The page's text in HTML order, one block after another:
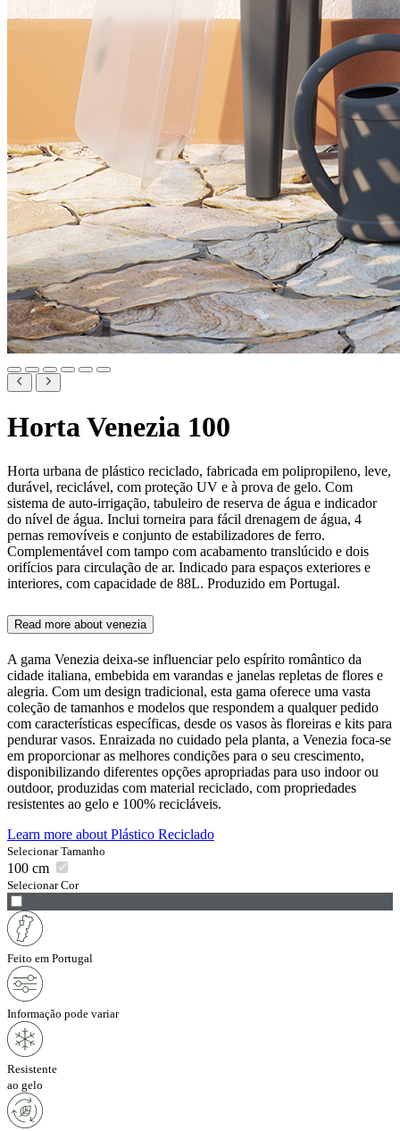
Horta Venezia 100
Horta urbana de plástico reciclado, fabricada em polipropileno, leve,
durável, reciclável, com proteção UV e à prova de gelo. Com
sistema de auto-irrigação, tabuleiro de reserva de água e indicador
do nível de água. Inclui torneira para fácil drenagem de água, 4
pernas removíveis e conjunto de estabilizadores de ferro.
Complementável com tampo com acabamento translúcido e dois
orifícios para circulação de ar. Indicado para espaços exteriores e
interiores, com capacidade de 88L. Produzido em Portugal.
Read more about venezia
A gama Venezia deixa-se influenciar pelo espírito romântico da
cidade italiana, embebida em varandas e janelas repletas de flores e
alegria. Com um design tradicional, esta gama oferece uma vasta
coleção de tamanhos e modelos que respondem a qualquer pedido
com características específicas, desde os vasos às floreiras e kits para
pendurar vasos. Enraizada no cuidado pela planta, a Venezia foca-se
em proporcionar as melhores condições para o seu crescimento,
disponibilizando diferentes opções apropriadas para uso indoor ou
outdoor, produzidas com material reciclado, com propriedades
resistentes ao gelo e 100% recicláveis.
Learn more about Plástico Reciclado
Selecionar Tamanho
100 cm
Selecionar Cor
Feito em Portugal
Informação pode variar
Resistente
ao gelo